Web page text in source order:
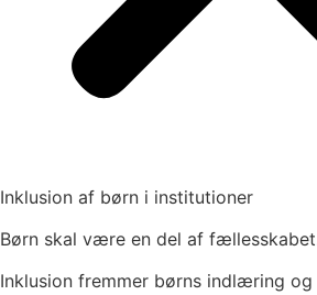
Inklusion af børn i institutioner
Børn skal være en del af
Inklusion fremmer børns indlæring